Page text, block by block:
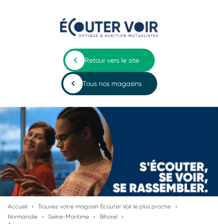
Retour vers le site
Tous nos magasins
Accueil
Trouvez votre magasin Écouter Voir le plus proche
Normandie
Seine-Maritime Bihorel